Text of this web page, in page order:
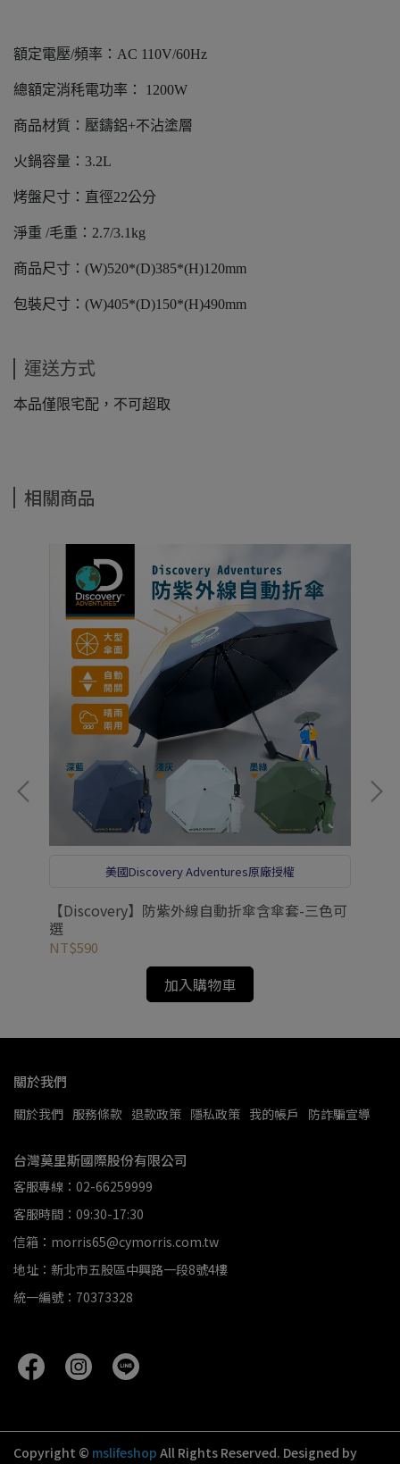
額定電壓/頻率：AC 110V/60Hz
總額定消秏電功率： 1200W
商品材質：壓鑄鋁+不沾塗層
火鍋容量：3.2L
烤盤尺寸：直徑22公分
淨重 /毛重：2.7/3.1kg
商品尺寸：(W)520*(D)385*(H)120mm
包裝尺寸：(W)405*(D)150*(H)490mm
運送方式
本品僅限宅配，不可超取
相關商品
美國Discovery Adventures原廠授權
【Discovery】防紫外線自動折傘含傘套-三色可
選
NT$590
加入購物車
關於我們
關於我們 服務條款 退款政策 隱私政策 我的帳戶 防詐騙宣導
台灣莫里斯國際股份有限公司
客服專線：02-66259999
客服時間：09:30-17:30
信箱：morris65@cymorris.com.tw
地址：新北市五股區中興路一段8號4樓
統一編號：70373328
Copyright © mslifeshop All Rights Reserved. Designed by